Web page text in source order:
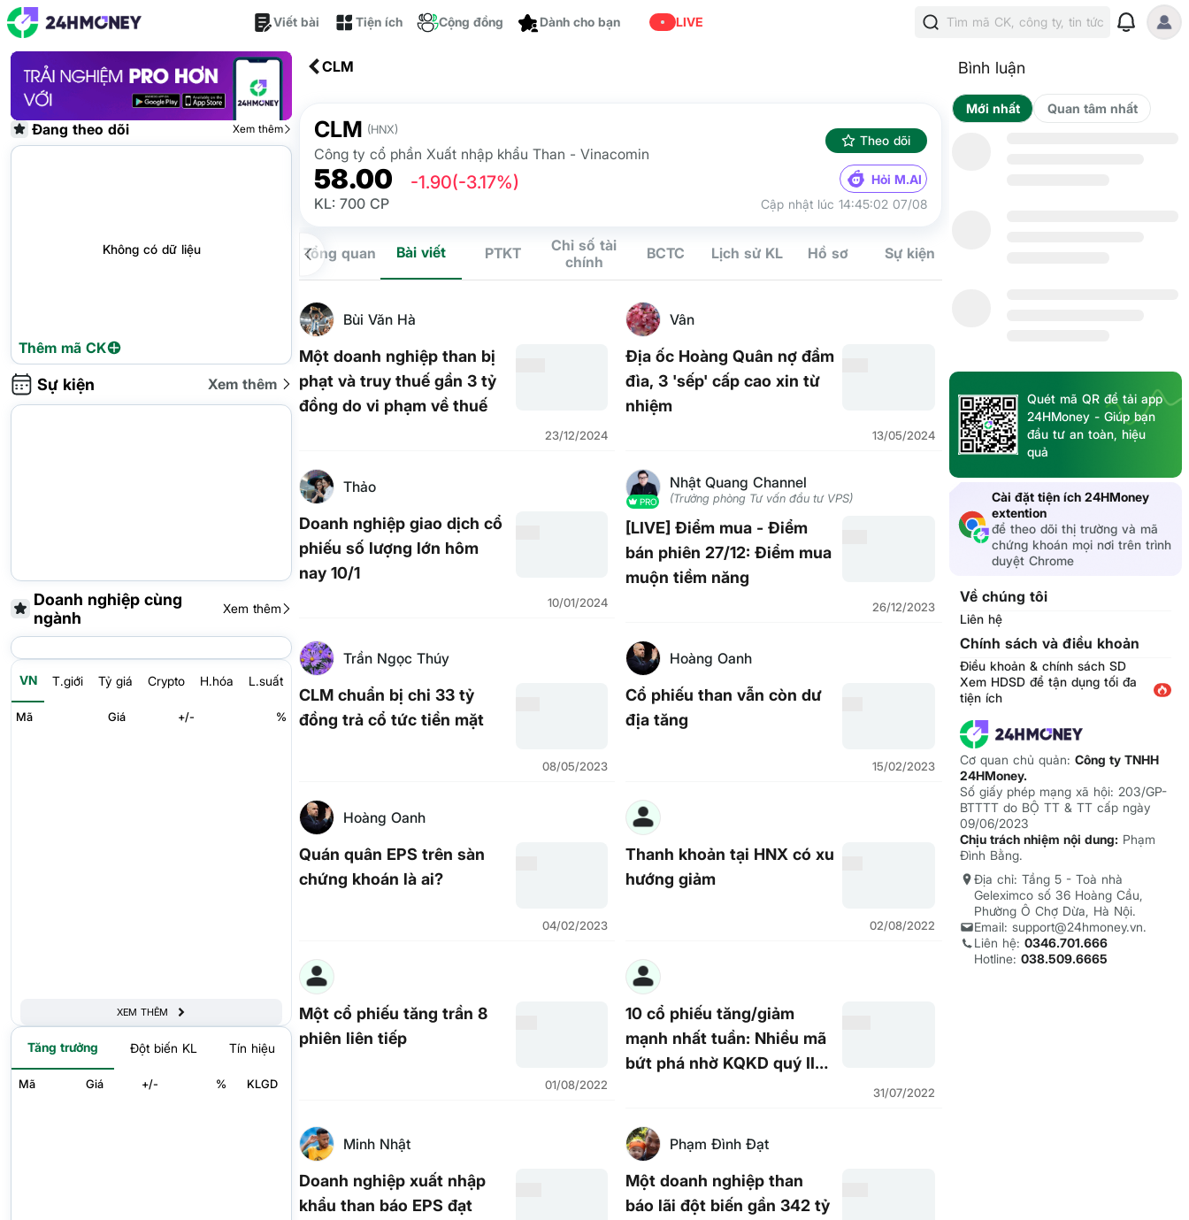
Viết bài Tiện ích Cộng đồng Dành cho bạn LIVE Tìm mã CK, công ty, tin tức
Đang theo dõi Xem thêm
Không có dữ liệu
Thêm mã CK
Sự kiện Xem thêm
Doanh nghiệp cùng
ngành
Xem thêm
VN T.giới Tỷ giá Crypto H.hóa L.suất
Mã Giá +/- %
XEM THÊM
Tăng trưởng Đột biến KL Tín hiệu
Mã Giá +/- % KLGD
CLM
CLM (HNX)
Công ty cổ phần Xuất nhập khẩu Than - Vinacomin
Theo dõi
58.00 -1.90(-3.17%) Hỏi M.AI
KL: 700 CP Cập nhật lúc 14:45:02 07/08
Tổng quan Bài viết PTKT
Chỉ số tài
chính
BCTC Lịch sử KL Hồ sơ Sự kiện
Bùi Văn Hà
Một doanh nghiệp than bị
phạt và truy thuế gần 3 tỷ
đồng do vi phạm về thuế
23/12/2024
Vân
Địa ốc Hoàng Quân nợ đầm
đìa, 3 'sếp' cấp cao xin từ
nhiệm
13/05/2024
Thảo
Doanh nghiệp giao dịch cổ
phiếu số lượng lớn hôm
nay 10/1
10/01/2024
PRO
Nhật Quang Channel
(Trưởng phòng Tư vấn đầu tư VPS)
[LIVE] Điểm mua - Điểm
bán phiên 27/12: Điểm mua
muộn tiềm năng
26/12/2023
Trần Ngọc Thúy
CLM chuẩn bị chi 33 tỷ
đồng trả cổ tức tiền mặt
08/05/2023
Hoàng Oanh
Cổ phiếu than vẫn còn dư
địa tăng
15/02/2023
Hoàng Oanh
Quán quân EPS trên sàn
chứng khoán là ai?
04/02/2023
Thanh khoản tại HNX có xu
hướng giảm
02/08/2022
Một cổ phiếu tăng trần 8
phiên liên tiếp
01/08/2022
10 cổ phiếu tăng/giảm
mạnh nhất tuần: Nhiều mã
bứt phá nhờ KQKD quý II
31/07/2022
Minh Nhật
Doanh nghiệp xuất nhập
khẩu than báo EPS đạt
Phạm Đình Đạt
Một doanh nghiệp than
báo lãi đột biến gần 342 tỷ
Bình luận
Mới nhất
Quét mã QR để tải app
24HMoney - Giúp bạn
đầu tư an toàn, hiệu
quả
Cài đặt tiện ích 24HMoney
extention
để theo dõi thị trường và mã
chứng khoán mọi nơi trên trình
duyệt Chrome
Về chúng tôi
Liên hệ
Chính sách và điều khoản
Điều khoản & chính sách SD
Xem HDSD để tận dụng tối đa
tiện ích
Cơ quan chủ quản: Công ty TNHH
24HMoney.
Số giấy phép mạng xã hội: 203/GP-
BTTTT do BỘ TT & TT cấp ngày
09/06/2023
Chịu trách nhiệm nội dung: Phạm
Đình Bằng.
Địa chỉ: Tầng 5 - Toà nhà
Geleximco số 36 Hoàng Cầu,
Phường Ô Chợ Dừa, Hà Nội.
Email: support@24hmoney.vn.
Liên hệ: 0346.701.666
Hotline: 038.509.6665